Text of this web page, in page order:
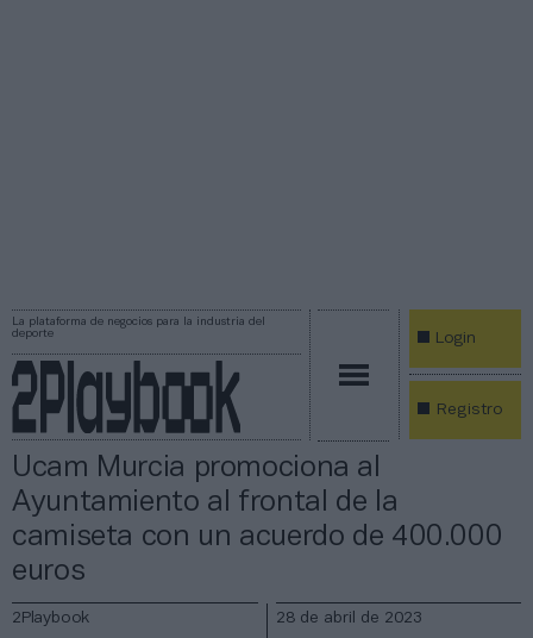
La plataforma de negocios para la industria del
deporte
Login
Registro
Ucam Murcia promociona al
Ayuntamiento al frontal de la
camiseta con un acuerdo de 400.000
euros
2Playbook 28 de abril de 2023